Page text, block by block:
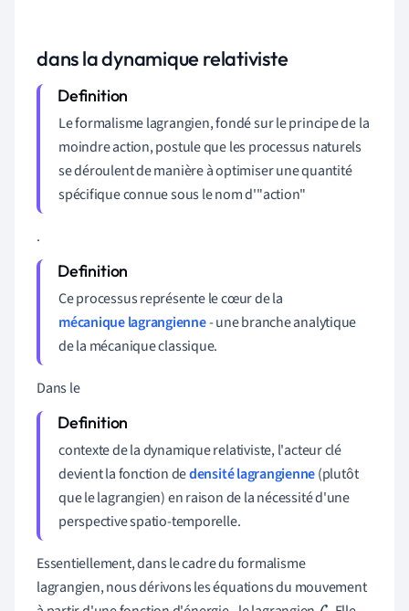
dans la dynamique relativiste
Le formalisme lagrangien, fondé sur le principe de la
moindre action, postule que les processus naturels
se déroulent de manière à optimiser une quantité
spécifique connue sous le nom d'"action"
.
Ce processus représente le cœur de la
mécanique lagrangienne- une branche analytique
de la mécanique classique.
Dans le
contexte de la dynamique relativiste, l'acteur clé
devient la fonction dedensité lagrangienne(plutôt
que le lagrangien) en raison de la nécessité d'une
perspective spatio-temporelle.
Essentiellement, dans le cadre du formalisme
lagrangien, nous dérivons les équations du mouvement